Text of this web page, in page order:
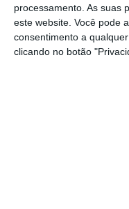
processamento. As suas
este website. Você pode
consentimento a
clicando no botão
especiais que
história.